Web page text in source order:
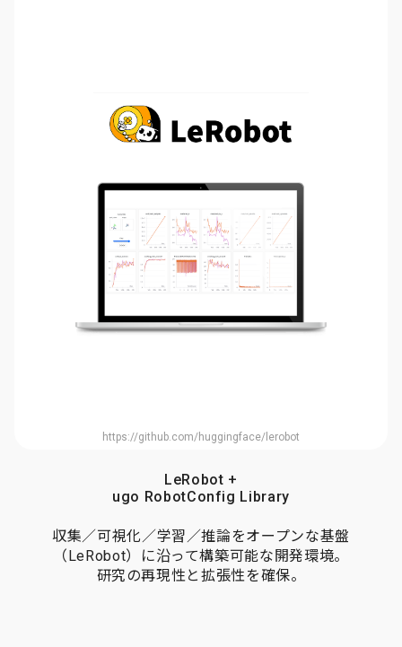
https://github.com/huggingface/lerobot
LeRobot +
ugo RobotConfig Library
収集／可視化／学習／推論をオープンな基盤
（LeRobot）に沿って構築可能な開発環境。
研究の再現性と拡張性を確保。